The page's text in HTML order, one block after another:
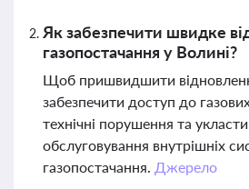
Як забезпечити швидке
газопостачання у Волині?
Щоб пришвидшити
забезпечити доступ до
технічні порушення та
обслуговування внутрішніх
газопостачання. Джерело